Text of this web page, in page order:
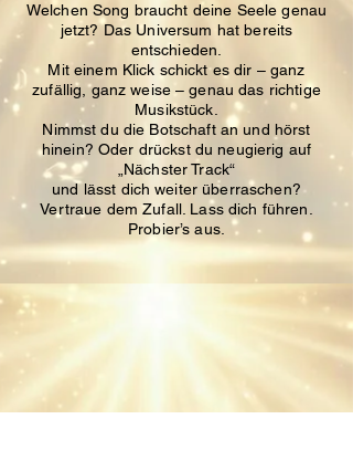
Welchen Song braucht deine Seele genau
jetzt?Das Universum hat bereits
entschieden.
Mit einem Klick schickt es dir – ganz
zufällig, ganz weise – genau das richtige
Musikstück.
Nimmst du die Botschaft an und hörst
hinein?Oder drückst du neugierig auf
„Nächster Track“
und lässt dich weiter überraschen?
Vertraue dem Zufall. Lass dich führen.
Probier’s aus.